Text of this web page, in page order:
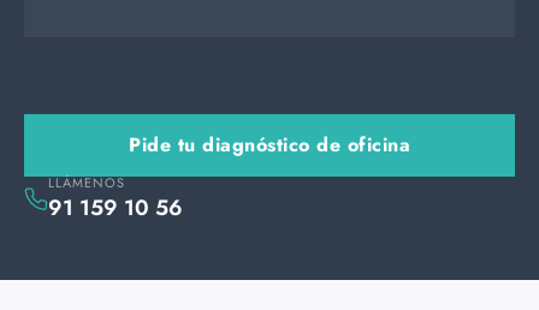
Pide tu diagnóstico de oficina
LLÁMENOS
91 159 10 56